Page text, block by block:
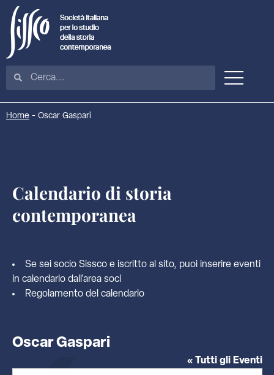
Home - Oscar Gaspari
Calendario di storia
contemporanea
Se sei socio Sissco e iscritto al sito, puoi inserire eventi
in calendario dall'area soci
Regolamento del calendario
Oscar Gaspari
« Tutti gli Eventi